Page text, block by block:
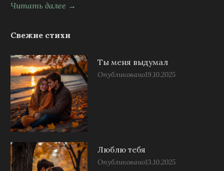
Читать далее →
Свежие стихи
Ты меня выдумал
Опубликовано19.10.2025
Люблю тебя
Опубликовано13.10.2025